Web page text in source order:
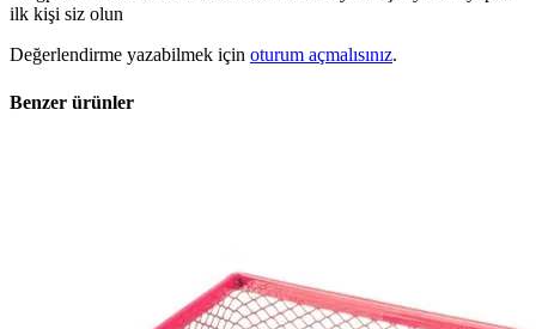
ilk kişi siz olun
Değerlendirme yazabilmek için oturum açmalısınız.
Benzer ürünler